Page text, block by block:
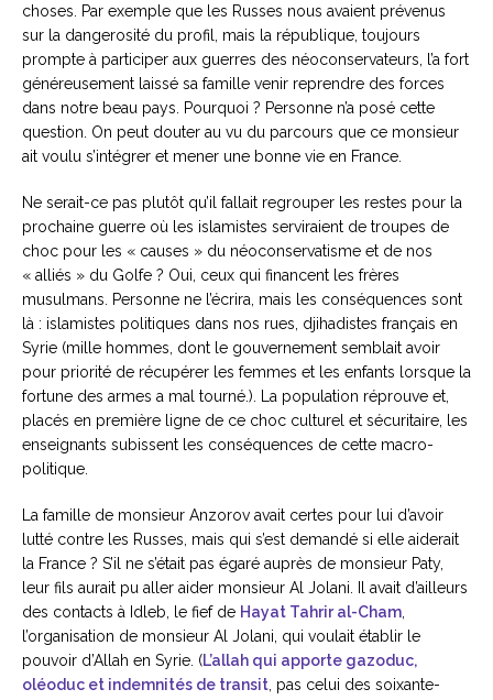
choses. Par exemple que les Russes nous avaient prévenus
sur la dangerosité du profil, mais la république, toujours
prompte à participer aux guerres des néoconservateurs, l’a fort
généreusement laissé sa famille venir reprendre des forces
dans notre beau pays. Pourquoi ? Personne n’a posé cette
question. On peut douter au vu du parcours que ce monsieur
ait voulu s’intégrer et mener une bonne vie en France.
Ne serait-ce pas plutôt qu’il fallait regrouper les restes pour la
prochaine guerre où les islamistes serviraient de troupes de
choc pour les « causes » du néoconservatisme et de nos
« alliés » du Golfe ? Oui, ceux qui financent les frères
musulmans. Personne ne l’écrira, mais les conséquences sont
là : islamistes politiques dans nos rues, djihadistes français en
Syrie (mille hommes, dont le gouvernement semblait avoir
pour priorité de récupérer les femmes et les enfants lorsque la
fortune des armes a mal tourné.). La population réprouve et,
placés en première ligne de ce choc culturel et sécuritaire, les
enseignants subissent les conséquences de cette macro-
politique.
La famille de monsieur Anzorov avait certes pour lui d’avoir
lutté contre les Russes, mais qui s’est demandé si elle aiderait
la France ? S’il ne s’était pas égaré auprès de monsieur Paty,
leur fils aurait pu aller aider monsieur Al Jolani. Il avait d’ailleurs
des contacts à Idleb, le fief de Hayat Tahrir al-Cham
l’organisation de monsieur Al Jolani, qui voulait établir le
pouvoir d’Allah en Syrie. (L’allah qui apporte gazoduc,
oléoduc et indemnités de transit , pas celui des soixante-